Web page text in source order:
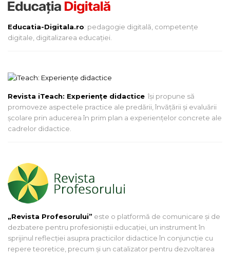
Educatia-Digitala.ro: pedagogie digitală, competențe
digitale, digitalizarea educației.
Revista iTeach: Experienţe didactice îşi propune să
promoveze aspectele practice ale predării, învăţării şi evaluării
şcolare prin aducerea în prim plan a experienţelor concrete ale
cadrelor didactice.
„Revista Profesorului” este o platformă de comunicare și de
dezbatere pentru profesioniștii educației, un instrument în
sprijinul reflecției asupra practicilor didactice în conjuncție cu
repere teoretice, precum și un catalizator pentru dezvoltarea